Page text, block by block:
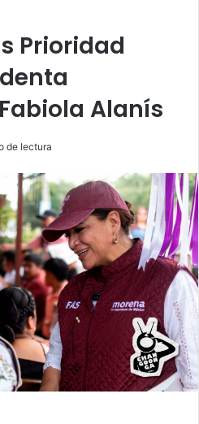
Prioridad
Alanís
de lectura